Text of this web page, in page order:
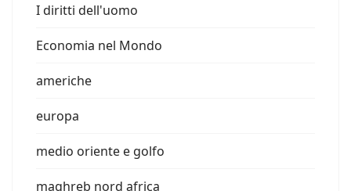
I diritti dell'uomo
Economia nel Mondo
americhe
europa
medio oriente e golfo
maghreb nord africa